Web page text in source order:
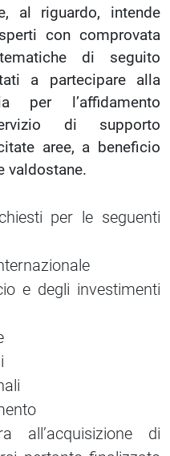
al riguardo, intende
con comprovata
di seguito
a partecipare alla
per l’affidamento
di supporto
aree, a beneficio
valdostane.
per le seguenti
e degli investimenti
all’acquisizione di